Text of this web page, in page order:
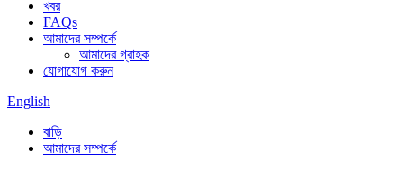
খবর
FAQs
আমাদের সম্পর্কে
আমাদের গ্রাহক
যোগাযোগ করুন
English
বাড়ি
আমাদের সম্পর্কে